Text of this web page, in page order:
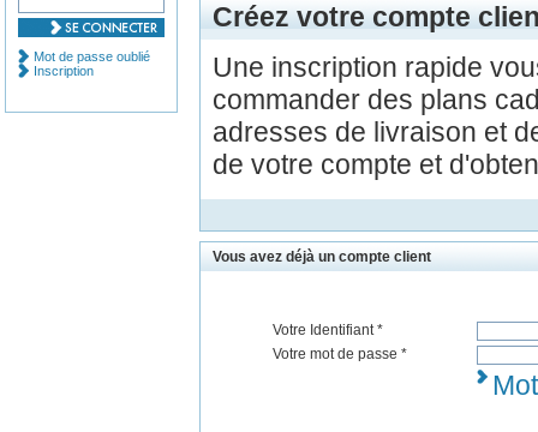
Créez votre compte
Une inscription rapide
commander des plans
adresses de livraison et
de votre compte et
Vous avez déjà un compte client
Votre Identifiant *
Votre mot de passe *
Mot de passe oublié
Inscription